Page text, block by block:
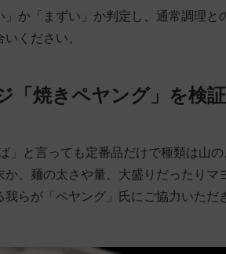
か「まずい」か判定し、通常調理と
ください。
「焼きペヤング」を検証
」と言っても定番品だけで種類は山
か、麺の太さや量、大盛りだったり
らが「ペヤング」氏にご協力いただ